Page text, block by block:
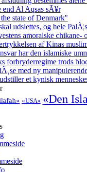
end Al Aqsas sÃ¥r
state of Denmark"
udslettes, og hele
amoralske chikane-
af Kinas
har den islamiske
forbryderregime trods
med ny
et kynisk
«USA» «Den